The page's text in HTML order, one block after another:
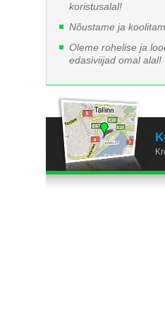
koristusalal!
Nõustame ja
Oleme rohelise ja
edasiviijad omal alal!